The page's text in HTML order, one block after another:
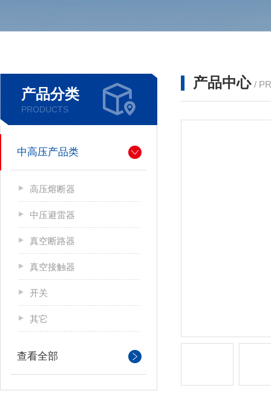
产品分类
PRODUCTS
中高压产品类
高压熔断器
中压避雷器
真空断路器
真空接触器
开关
其它
查看全部
产品中心 /